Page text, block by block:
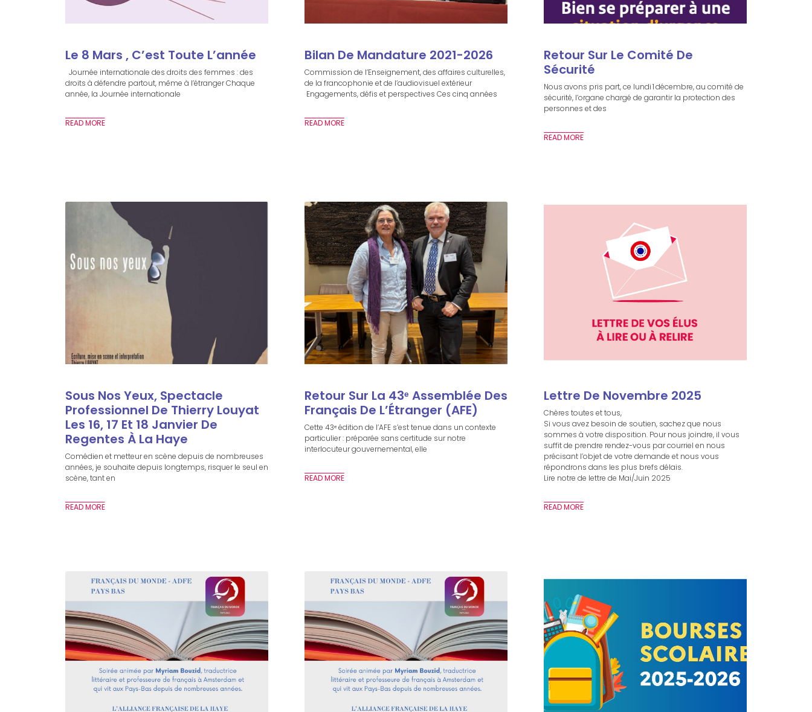
Le 8 Mars , C’est Toute L’année
Journée internationale des droits des femmes : des
droits à défendre partout, même à l’étranger Chaque
année, la Journée internationale
READ MORE
Bilan De Mandature 2021-2026
Commission de l’Enseignement, des affaires culturelles,
de la francophonie et de l’audiovisuel extérieur
Engagements, défis et perspectives Ces cinq années
READ MORE
Retour Sur Le Comité De
Sécurité
Nous avons pris part, ce lundi 1 décembre, au comité de
sécurité, l’organe chargé de garantir la protection des
personnes et des
READ MORE
Sous Nos Yeux, Spectacle
Professionnel De Thierry Louyat
Les 16, 17 Et 18 Janvier De
Regentes À La Haye
Comédien et metteur en scène depuis de nombreuses
années, je souhaite depuis longtemps, risquer le seul en
scène, tant en
READ MORE
Retour Sur La 43ᵉ Assemblée Des
Français De L’Étranger (AFE)
Cette 43ᵉ édition de l’AFE s’est tenue dans un contexte
particulier : préparée sans certitude sur notre
interlocuteur gouvernemental, elle
READ MORE
Lettre De Novembre 2025
Chères toutes et tous,
Si vous avez besoin de soutien, sachez que nous
sommes à votre disposition. Pour nous joindre, il vous
suffit de prendre rendez-vous par courriel en nous
précisant l’objet de votre demande et nous vous
répondrons dans les plus brefs délais.
Lire notre de lettre de Mai/Juin 2025
READ MORE